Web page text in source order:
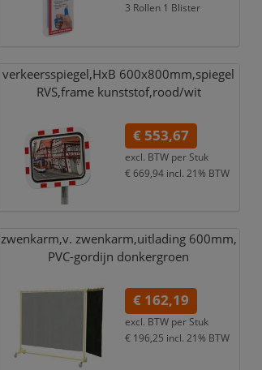
3 Rollen 1 Blister
verkeersspiegel,HxB 600x800mm,spiegel
RVS,frame kunststof,rood/wit
€ 553,67
excl. BTW per Stuk
€ 669,94 incl. 21% BTW
zwenkarm,v. zwenkarm,uitlading 600mm,
PVC-gordijn donkergroen
€ 162,19
excl. BTW per Stuk
€ 196,25 incl. 21% BTW